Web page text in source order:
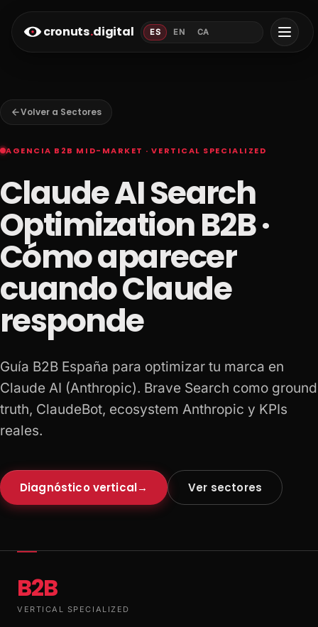
cronuts.digital ES EN CA
Volver a Sectores
AGENCIA B2B MID-MARKET · VERTICAL SPECIALIZED
Claude AI Search
Optimization B2B ·
Cómo aparecer
cuando Claude
responde
Guía B2B España para optimizar tu marca en
Claude AI (Anthropic). Brave Search como ground
truth, ClaudeBot, ecosystem Anthropic y KPIs
reales.
Diagnóstico vertical→ Ver sectores
B2B
VERTICAL SPECIALIZED